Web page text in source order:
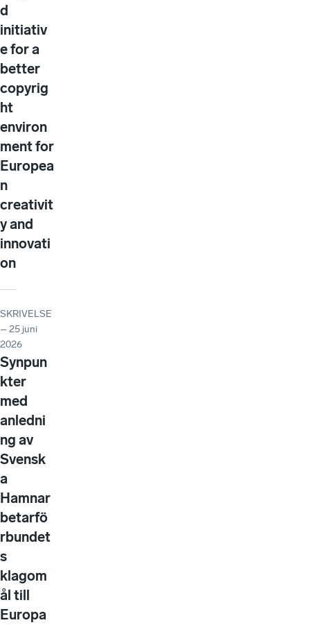
d
initiativ
e for a
better
copyrig
ht
environ
ment for
Europea
n
creativit
y and
innovati
on
SKRIVELSE
– 25 juni
2026
Synpun
kter
med
anledni
ng av
Svensk
a
Hamnar
betarfö
rbundet
s
klagom
ål till
Europa